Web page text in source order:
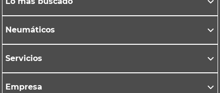
Neumáticos
Servicios
Empresa